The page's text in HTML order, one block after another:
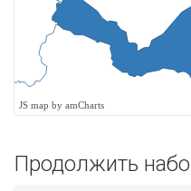
JS map by amCharts
Продолжить